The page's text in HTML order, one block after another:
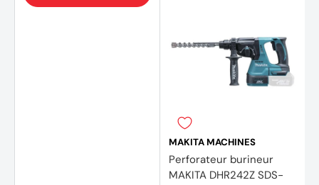
MAKITA MACHINES
Perforateur burineur
MAKITA DHR242Z SDS-